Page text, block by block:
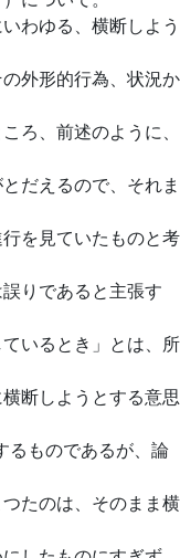
わゆる、横断しよう
外形的行為、状況か
ろ、前述のように、
だえるので、それま
を見ていたものと考
りであると主張す
いるとき」とは、所
断しようとする意思
るものであるが、論
たのは、そのまま横